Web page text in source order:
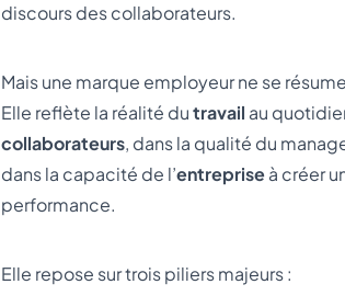
discours des collaborateurs.
Mais une marque employeur ne se
Elle reflète la réalité dutravail au
collaborateurs, dans la qualité du
dans la capacité de l’entrepriseà créer
performance.
Elle repose sur trois piliers majeurs :